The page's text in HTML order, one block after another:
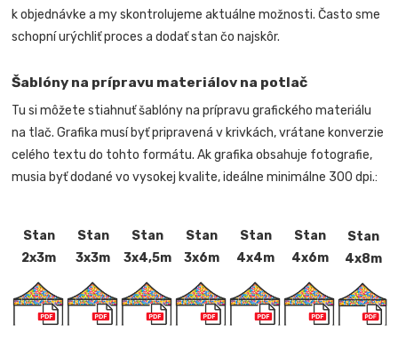
k objednávke a my skontrolujeme aktuálne možnosti. Často sme
schopní urýchliť proces a dodať stan čo najskôr.
Šablóny na prípravu materiálov na potlač
Tu si môžete stiahnuť šablóny na prípravu grafického materiálu
na tlač. Grafika musí byť pripravená v krivkách, vrátane konverzie
celého textu do tohto formátu. Ak grafika obsahuje fotografie,
musia byť dodané vo vysokej kvalite, ideálne minimálne 300 dpi.:
Stan
2x3m
Stan
3x3m
Stan
3x4,5m
Stan
3x6m
Stan
4x4m
Stan
4x6m
Stan
4x8m